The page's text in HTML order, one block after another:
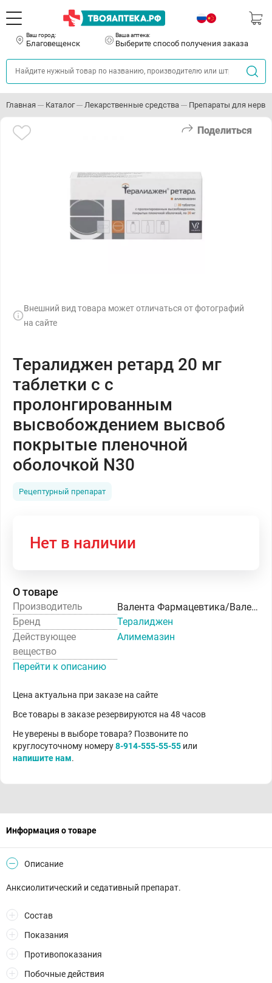
Ваш город:
Благовещенск
Ваша аптека:
Выберите способ получения заказа
Главная Каталог Лекарственные средства Препараты для
Поделиться
Внешний вид товара может отличаться от фотографий
на сайте
Тералиджен ретард 20 мг
таблетки с с
пролонгированным
высвобождением высвоб
покрытые пленочной
оболочкой N30
Рецептурный препарат
Нет в наличии
О товаре
Производитель
Валента Фармацевтика/Валента Фарм
Бренд
Тералиджен
Действующее
вещество
Алимемазин
Перейти к описанию
Цена актуальна при заказе на сайте
Все товары в заказе резервируются на 48 часов
Не уверены в выборе товара? Позвоните по
круглосуточному номеру8-914-555-55-55 или
напишите нам.
Информация о товаре
Описание
Анксиолитический и седативный препарат.
Состав
Показания
Противопоказания
Побочные действия